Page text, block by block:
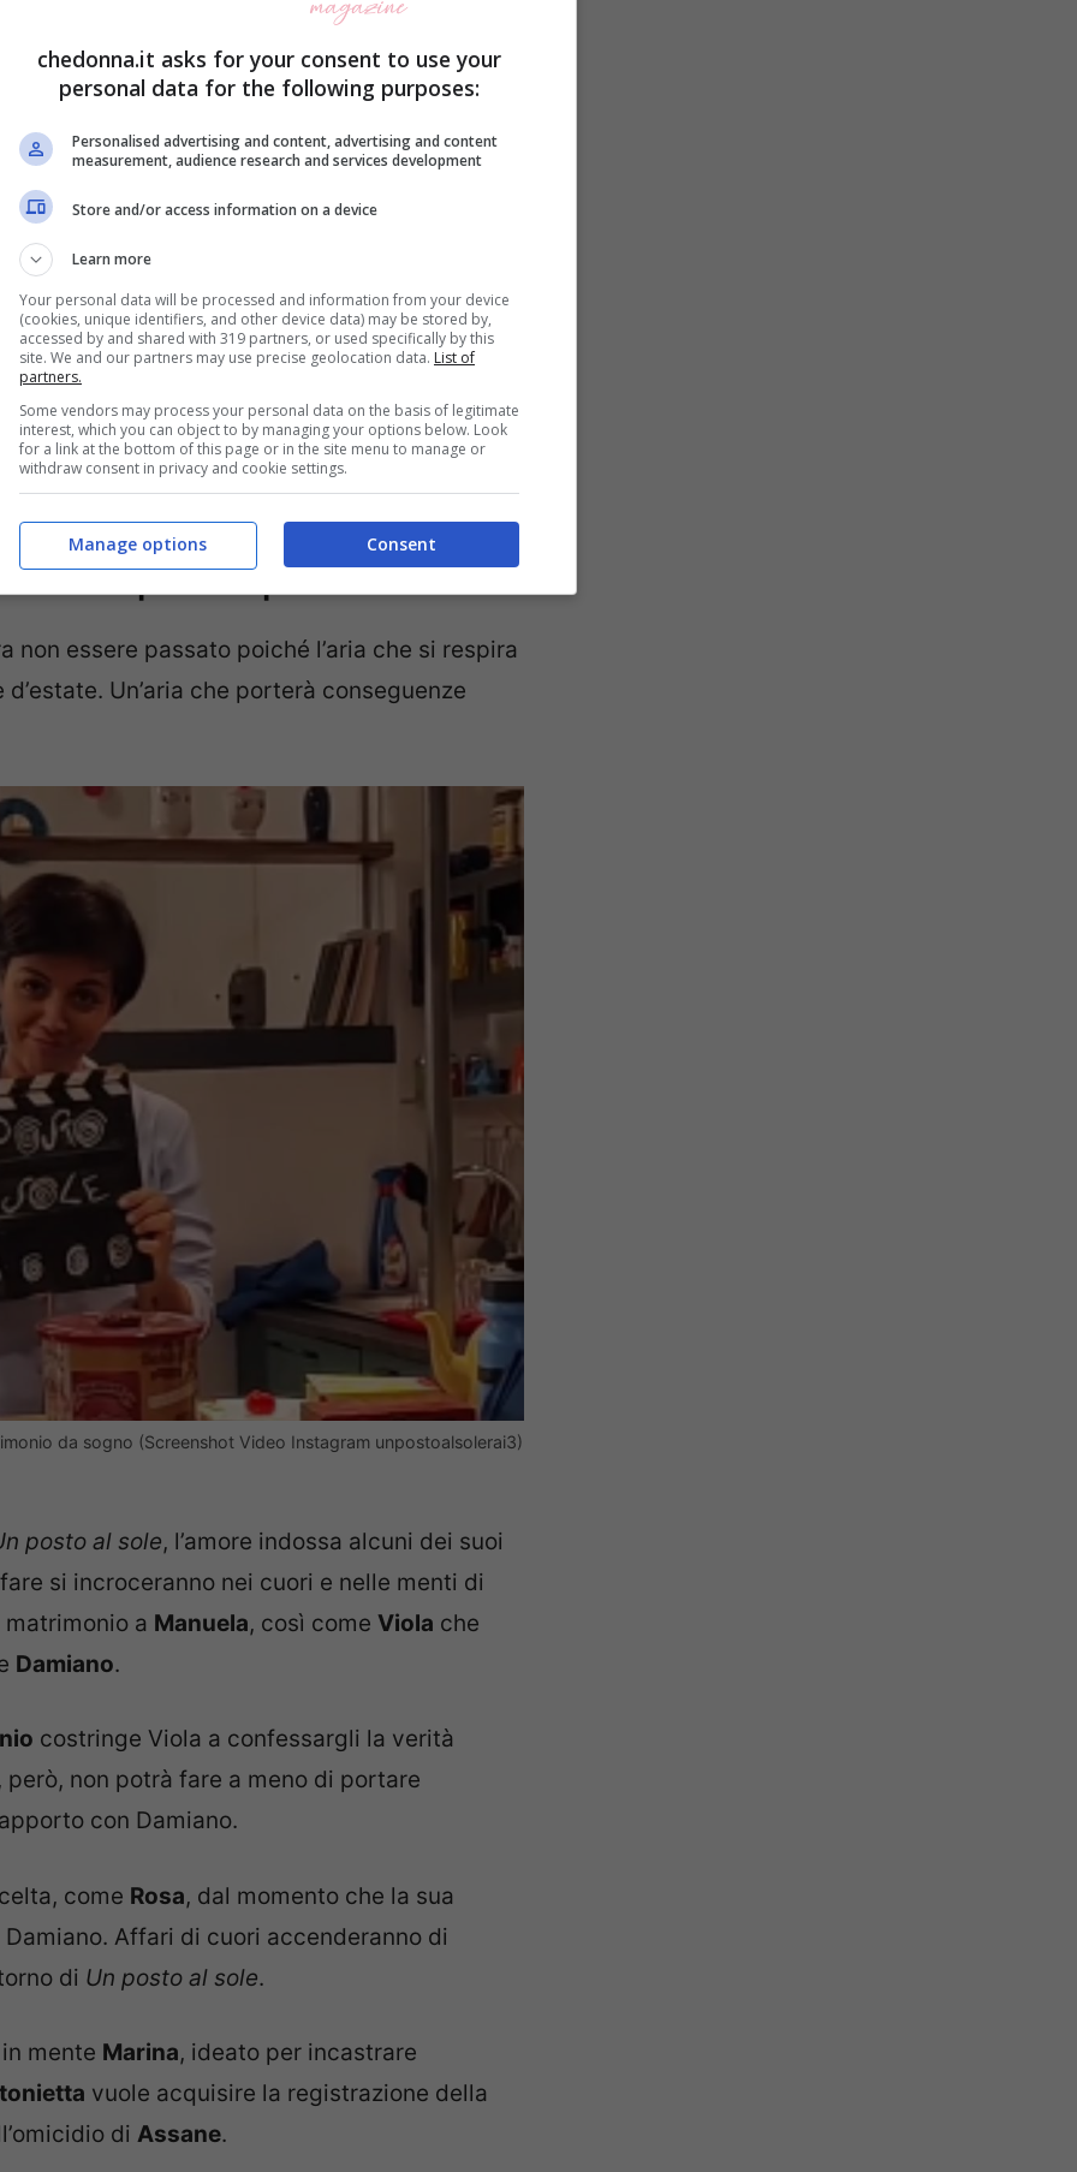
accadute tra le varie mura di
raccontate all’interno delCaffè
telespettatori di
messa da parte e si avvicina, a grandi passi,
quel lunedì
dicembre,Natale.
e ciascuno ha trascorso il ‘proprio’
più tranquillo, chi più indeciso, chi più
a scoprire insieme cosa ci attende
posto al sole.
anticipazioni più bollenti
non essere passato poiché l’aria che si respira
Un’aria che porterà conseguenze
da sogno (Screenshot Video Instagram unpostoalsolerai3)
posto al sole, l’amore indossa alcuni dei suoi
si incroceranno nei cuori e nelle menti di
matrimonio a Manuela, così come Viola che
Damiano.
costringe Viola a confessargli la verità
non potrà fare a meno di portare
con Damiano.
come Rosa, dal momento che la sua
Affari di cuori accenderanno di
di Un posto al sole.
mente Marina, ideato per incastrare
vuole acquisire la registrazione della
di Assane.
chedonna.it asks for your consent to use your
personal data for the following purposes:
Personalised advertising and content, advertising and content
measurement, audience research and services development
Store and/or access information on a device
Learn more
Your personal data will be processed and information from your device
(cookies, unique identifiers, and other device data) may be stored by,
accessed by and shared with 319 partners, or used specifically by this
site. We and our partners may use precise geolocation data. List of
partners.
Some vendors may process your personal data on the basis of legitimate
interest, which you can object to by managing your options below. Look
for a link at the bottom of this page or in the site menu to manage or
withdraw consent in privacy and cookie settings.
Consent
Manage options